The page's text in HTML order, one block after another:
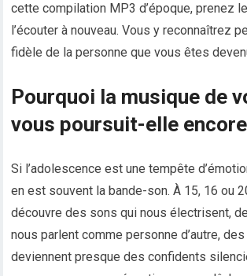
cette compilation MP3 d’époque, prenez
l’écouter à nouveau. Vous y reconnaîtrez
fidèle de la personne que vous êtes
Pourquoi la musique de
vous poursuit-elle
Si l’adolescence est une tempête
en est souvent la bande-son. À 15, 16 ou
découvre des sons qui nous électrisent,
nous parlent comme personne d’autre,
deviennent presque des confidents